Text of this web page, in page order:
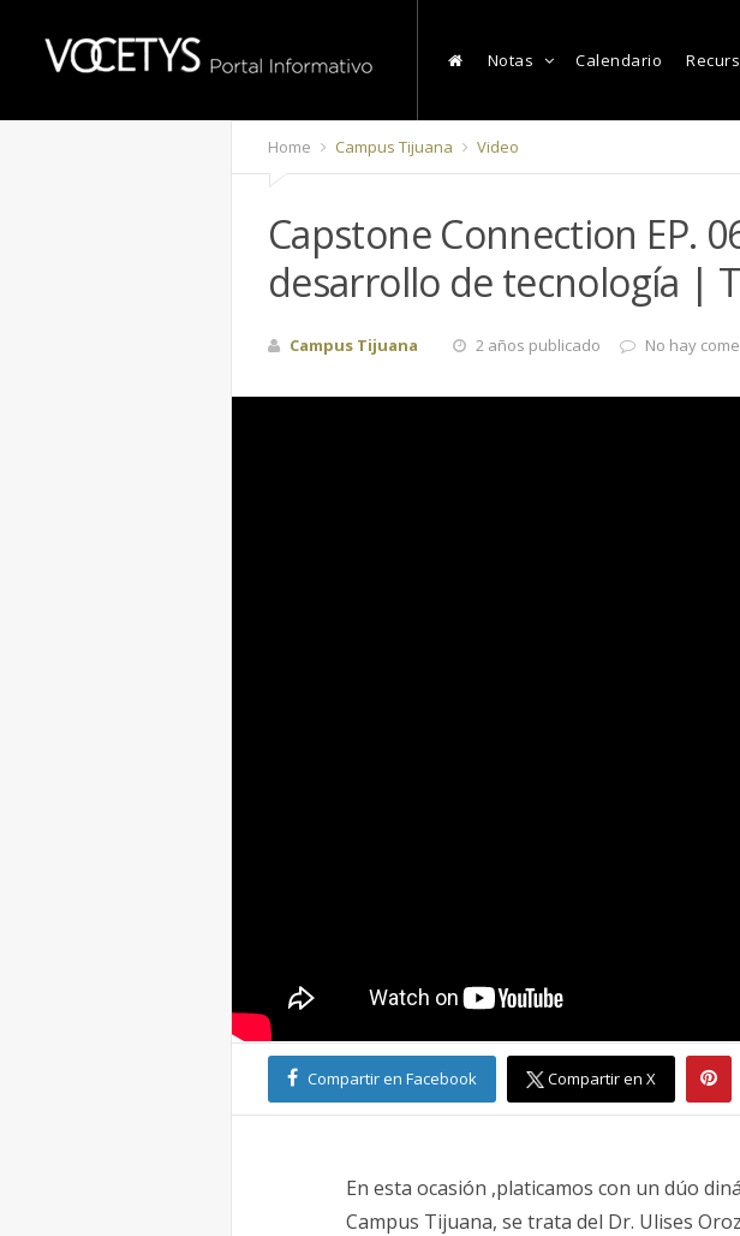
Notas Calendario
Home Campus Tijuana Video
Capstone Connection EP.
desarrollo de tecnología |
Campus Tijuana 2 años publicado No hay
Compartir en Facebook Compartir en X
En esta ocasión ,platicamos con un dúo
Campus Tijuana, se trata del Dr. Ulises